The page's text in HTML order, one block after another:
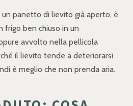
panetto di lievito già aperto, è
frigo ben chiuso in un
avvolto nella pellicola
il lievito tende a deteriorarsi
è meglio che non prenda aria.